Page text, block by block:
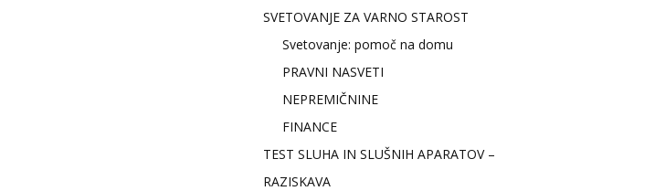
SVETOVANJE ZA VARNO STAROST
Svetovanje: pomoč na domu
PRAVNI NASVETI
NEPREMIČNINE
FINANCE
TEST SLUHA IN SLUŠNIH APARATOV –
RAZISKAVA